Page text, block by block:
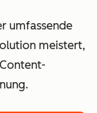
umfassende
meistert,